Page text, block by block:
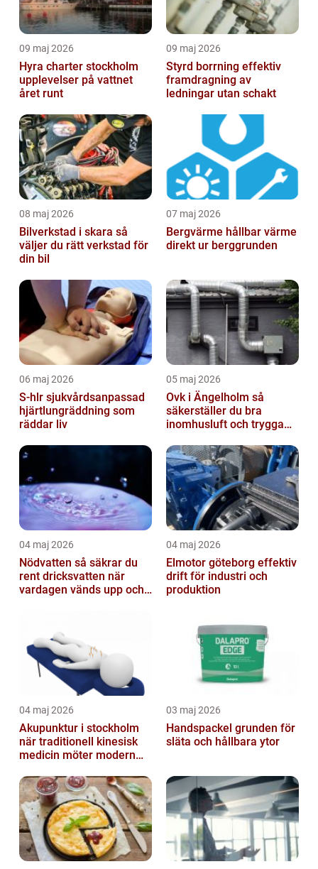
09 maj 2026
Hyra charter stockholm
upplevelser på vattnet
året runt
09 maj 2026
Styrd borrning effektiv
framdragning av
ledningar utan schakt
08 maj 2026
Bilverkstad i skara så
väljer du rätt verkstad för
din bil
07 maj 2026
Bergvärme hållbar värme
direkt ur berggrunden
06 maj 2026
S-hlr sjukvårdsanpassad
hjärtlungräddning som
räddar liv
05 maj 2026
Ovk i Ängelholm så
säkerställer du bra
inomhusluft och trygga
04 maj 2026
Nödvatten så säkrar du
rent dricksvatten när
vardagen vänds upp och
04 maj 2026
Elmotor göteborg effektiv
drift för industri och
produktion
04 maj 2026
Akupunktur i stockholm
när traditionell kinesisk
medicin möter modern
03 maj 2026
Handspackel grunden för
släta och hållbara ytor